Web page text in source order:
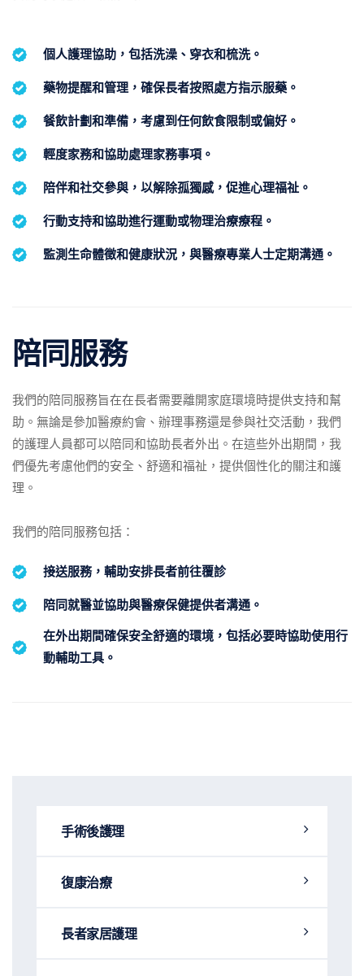
個人護理協助，包括洗澡、穿衣和梳洗。
藥物提醒和管理，確保長者按照處方指示服藥。
餐飲計劃和準備，考慮到任何飲食限制或偏好。
輕度家務和協助處理家務事項。
陪伴和社交參與，以解除孤獨感，促進心理福祉。
行動支持和協助進行運動或物理治療療程。
監測生命體徵和健康狀況，與醫療專業人士定期溝通。
陪同服務
我們的陪同服務旨在在長者需要離開家庭環境時提供支持和幫
助。無論是參加醫療約會、辦理事務還是參與社交活動，我們
的護理人員都可以陪同和協助長者外出。在這些外出期間，我
們優先考慮他們的安全、舒適和福祉，提供個性化的關注和護
理。
我們的陪同服務包括：
接送服務，輔助安排長者前往覆診
陪同就醫並協助與醫療保健提供者溝通。
在外出期間確保安全舒適的環境，包括必要時協助使用行
動輔助工具。
手術後護理
復康治療
長者家居護理